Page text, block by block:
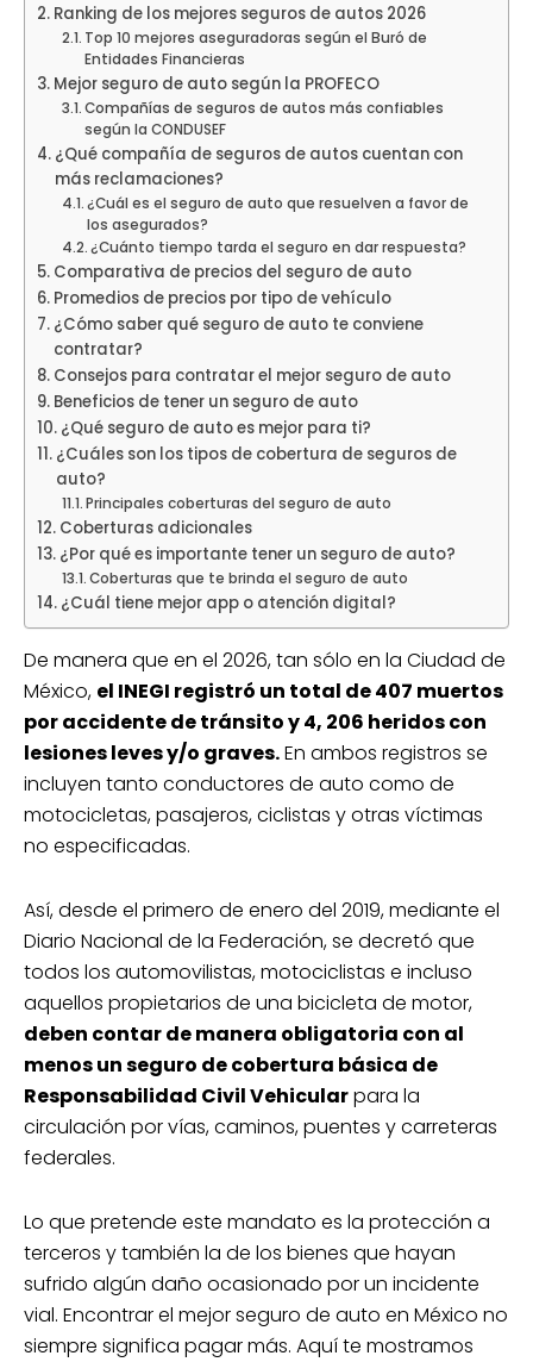
Ranking de los mejores seguros de autos 2026
Top 10 mejores aseguradoras según el Buró de
Entidades Financieras
Mejor seguro de auto según la PROFECO
Compañías de seguros de autos más confiables
según la CONDUSEF
¿Qué compañía de seguros de autos cuentan con
más reclamaciones?
¿Cuál es el seguro de auto que resuelven a favor de
los asegurados?
¿Cuánto tiempo tarda el seguro en dar respuesta?
Comparativa de precios del seguro de auto
Promedios de precios por tipo de vehículo
¿Cómo saber qué seguro de auto te conviene
contratar?
Consejos para contratar el mejor seguro de auto
Beneficios de tener un seguro de auto
¿Qué seguro de auto es mejor para ti?
¿Cuáles son los tipos de cobertura de seguros de
auto?
Principales coberturas del seguro de auto
Coberturas adicionales
¿Por qué es importante tener un seguro de auto?
Coberturas que te brinda el seguro de auto
¿Cuál tiene mejor app o atención digital?
De manera que en el 2026, tan sólo en la Ciudad de
México, el INEGI registró un total de 407 muertos
por accidente de tránsito y 4, 206 heridos con
lesiones leves y/o graves.En ambos registros se
incluyen tanto conductores de auto como de
motocicletas, pasajeros, ciclistas y otras víctimas
no especificadas.
Así, desde el primero de enero del 2019, mediante el
Diario Nacional de la Federación, se decretó que
todos los automovilistas, motociclistas e incluso
aquellos propietarios de una bicicleta de motor,
deben contar de manera obligatoria con al
menos un seguro de cobertura básica de
Responsabilidad Civil Vehicularpara la
circulación por vías, caminos, puentes y carreteras
federales.
Lo que pretende este mandato es la protección a
terceros y también la de los bienes que hayan
sufrido algún daño ocasionado por un incidente
vial. Encontrar el mejor seguro de auto en México no
siempre significa pagar más. Aquí te mostramos